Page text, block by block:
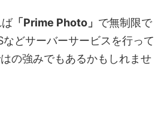
「Prime Photo」 で無制限で
どサーバーサービスを行って
の強みでもあるかもしれませ